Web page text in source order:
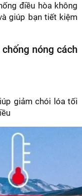
điều hòa không
giúp bạn tiết kiệm
nóng cách
giảm chói lóa tối